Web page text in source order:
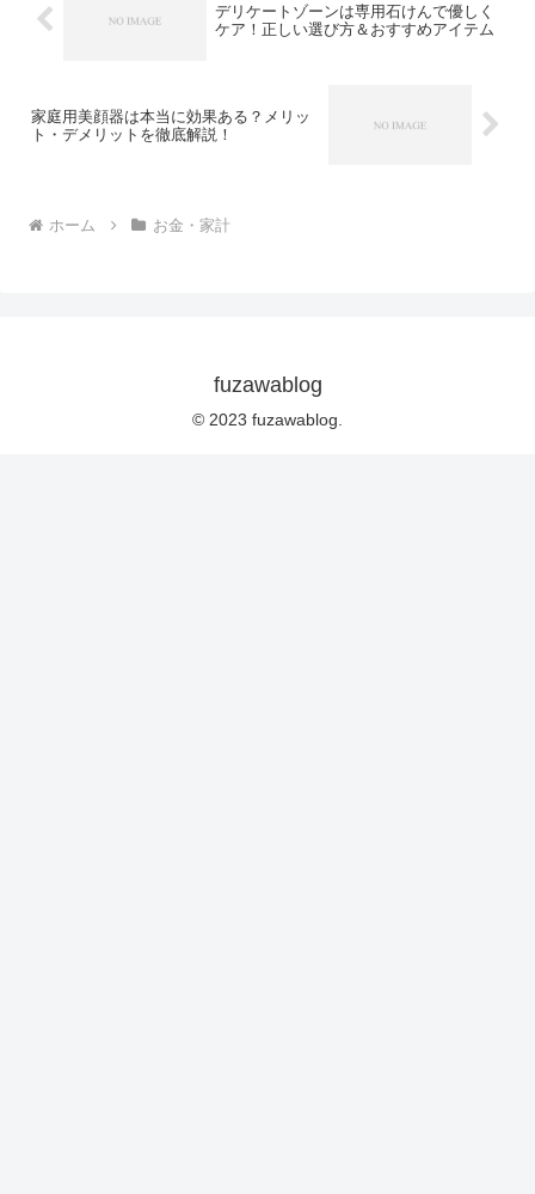
デリケートゾーンは専用石けんで優しく
ケア！正しい選び方＆おすすめアイテム
家庭用美顔器は本当に効果ある？メリッ
ト・デメリットを徹底解説！
ホーム お金・家計
fuzawablog
© 2023 fuzawablog.